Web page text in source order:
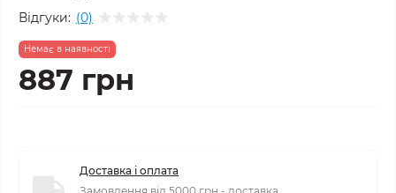
Відгуки: (0)
Немає в наявності
887 грн
Доставка і оплата